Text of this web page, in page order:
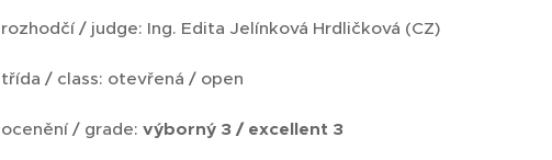
rozhodčí / judge: Ing. Edita Jelínková Hrdličková (CZ)
třída / class: otevřená / open
ocenění / grade: výborný 3 / excellent 3